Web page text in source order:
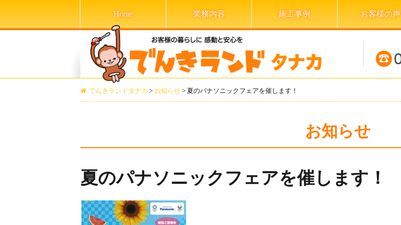
Home 業務内容 施工事例 お客様の声
でんきランドタナカ > お知らせ > 夏のパナソニックフェアを催します！
お知らせ
夏のパナソニックフェアを催します！